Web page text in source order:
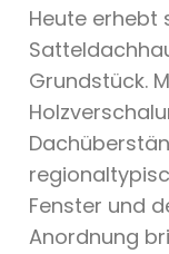
Heute erhebt
Grundstück.
Fenster und
Anordnung